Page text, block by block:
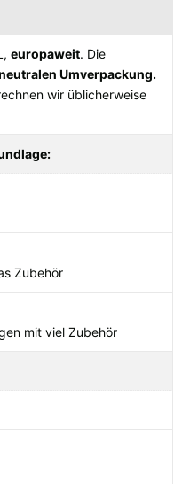
europaweit. Die
Umverpackung.
wir üblicherweise
Zubehör
mit viel Zubehör